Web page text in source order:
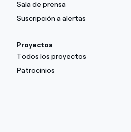
Sala de prensa
Suscripción a alertas
Proyectos
Todos los proyectos
Patrocinios